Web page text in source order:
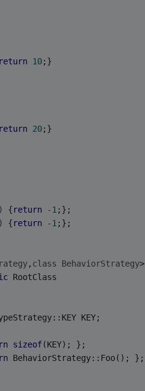
return 10;}
return 20;}
{return -1 ;};
{return -1 ;};
, class BehaviorStrategy>
RootClass
KEY;
sizeof(KEY); };
BehaviorStrategy::Foo(); };